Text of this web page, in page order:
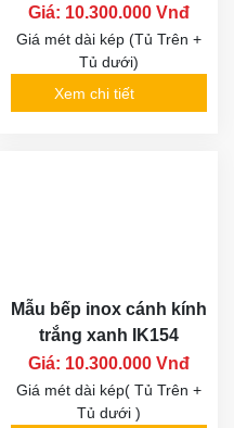
Giá: 10.300.000 Vnđ
Giá mét dài kép (Tủ Trên +
Tủ dưới)
Xem chi tiết
Mẫu bếp inox cánh kính
trắng xanh IK154
Giá: 10.300.000 Vnđ
Giá mét dài kép( Tủ Trên +
Tủ dưới )